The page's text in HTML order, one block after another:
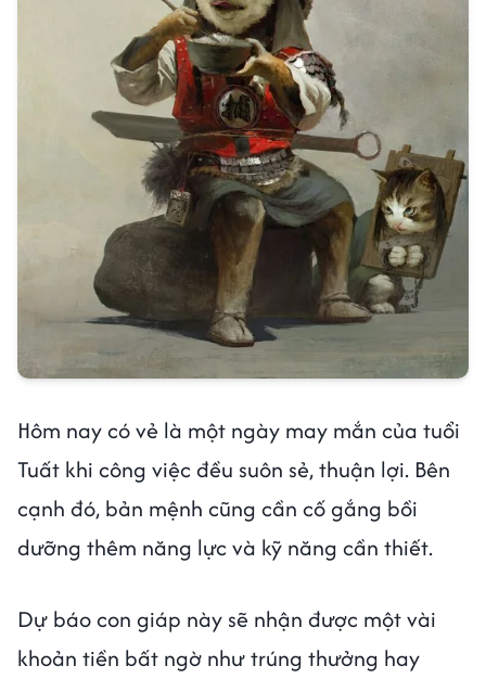
Hôm nay có vẻ là một ngày may mắn của tuổi
Tuất khi công việc đều suôn sẻ, thuận lợi. Bên
cạnh đó, bản mệnh cũng cần cố gắng bồi
dưỡng thêm năng lực và kỹ năng cần thiết.
Dự báo con giáp này sẽ nhận được một vài
khoản tiền bất ngờ như trúng thưởng hay